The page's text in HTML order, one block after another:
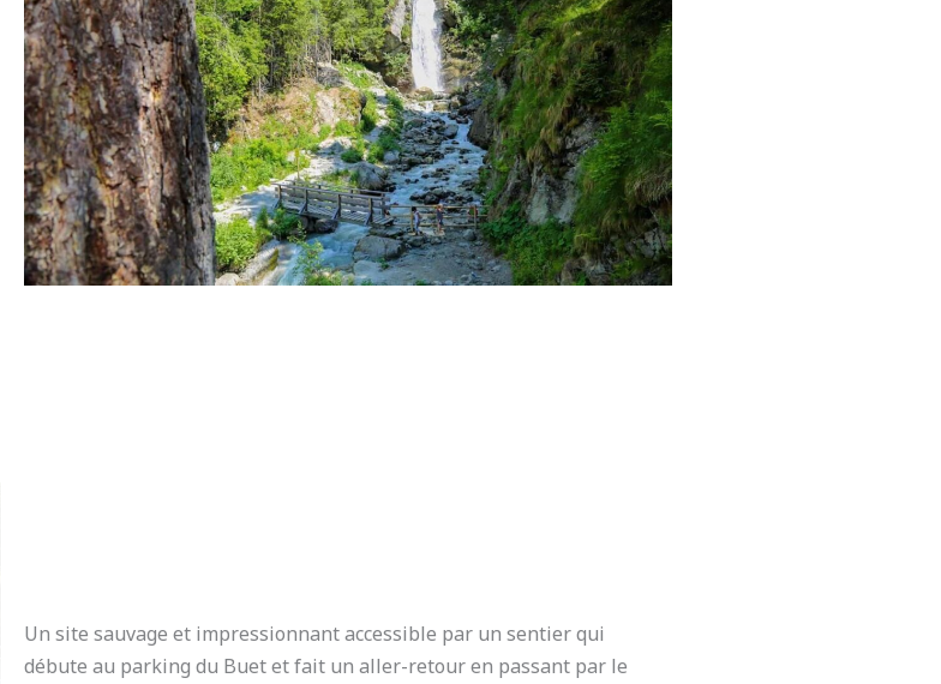
Un site sauvage et impressionnant accessible par un sentier qui
débute au parking du Buet et fait un aller-retour en passant par le